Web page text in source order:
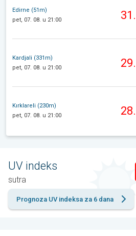
Edirne (51m)
pet, 07. 08. u 21:00
Kardjali (331m)
pet, 07. 08. u 21:00
Kırklareli (230m)
pet, 07. 08. u 21:00
UV indeks
sutra
Prognoza UV indeksa za 6 dana